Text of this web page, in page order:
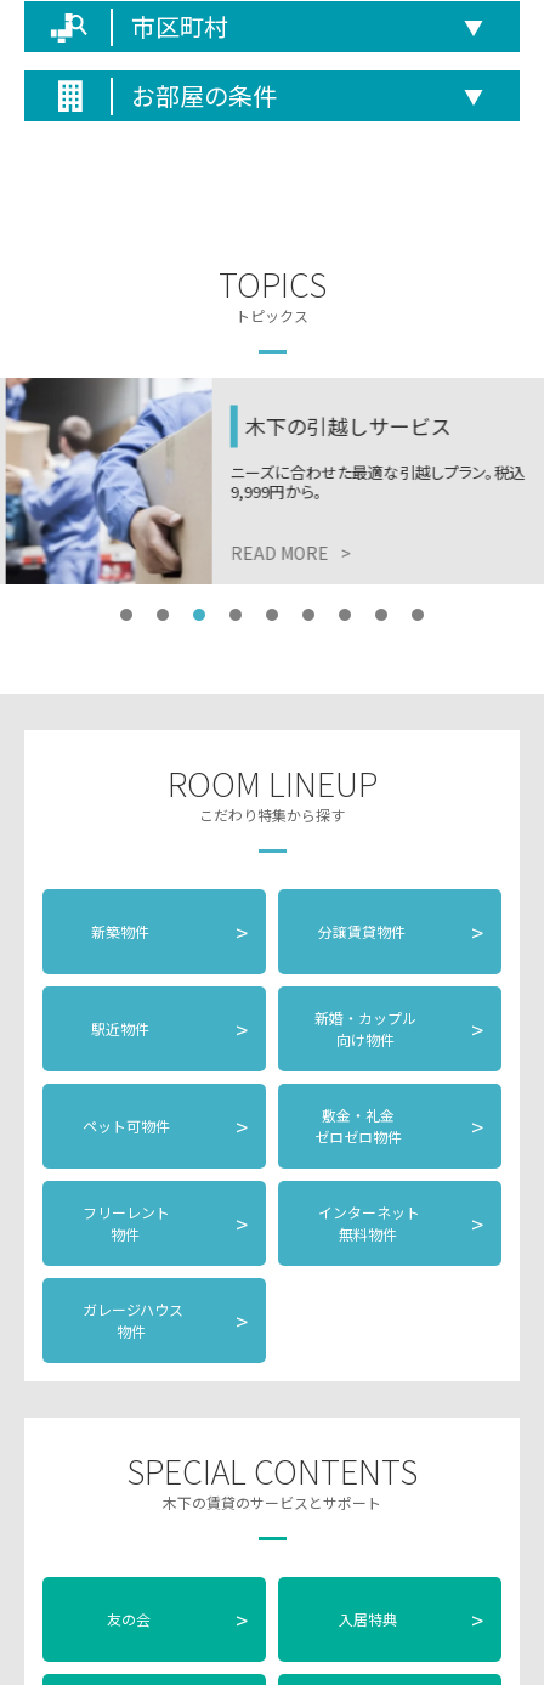
市区町村 ▼
お部屋の条件 ▼
TOPICS
トピックス
木下の引越しサービス
ニーズに合わせた最適な引越しプラン。税込
9,999円から。
READ MORE >
ROOM LINEUP
こだわり特集から探す
新築物件 > 分譲賃貸物件 >
駅近物件 >
新婚・カップル
向け物件
>
ペット可物件 >
敷金・礼金
ゼロゼロ物件
>
フリーレント
物件
>
インターネット
無料物件
>
ガレージハウス
物件
>
SPECIAL CONTENTS
木下の賃貸のサービスとサポート
友の会 > 入居特典 >